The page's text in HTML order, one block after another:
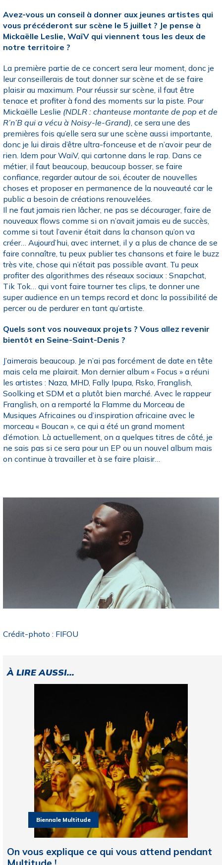
Avez-vous un conseil à donner aux jeunes artistes qui
vous précéderont sur scène le 5 juillet ? Je pense à
Mickaëlle Leslie, WaïV qui viennent tous les deux de
notre territoire ?
La première partie de ce concert sera leur moment, donc je
leur conseillerais de tout donner sur scène et de se faire
plaisir au maximum. Pour réussir sur scène, il faut être
tenace et profiter à fond des moments sur la piste. Pour
Mickaëlle Leslie (NDLR : chanteuse montante de pop et de
R’n’B qui a vécu à Noisy-le-Grand) , ce sera une des
premières fois qu’elle sera sur une scène aussi importante,
donc je lui dirais d’être ultra-fonceuse et de n’avoir peur de
rien. Idem pour WaiV, qui cartonne dans le rap. Dans ce
métier, il faut beaucoup, beaucoup bosser, se faire
confiance, regarder autour de soi, écouter de nouvelles
choses et proposer en permanence de la nouveauté car le
public a besoin de créations renouvelées.
Il ne faut jamais rien lâcher, ne pas se décourager, faire de
nouveaux flows comme si on n’avait jamais eu de succès,
comme si tout l’avenir était dans la chanson qu’on va
créer… Aujourd’hui, avec internet, il y a plus de chance de se
faire connaître, tu peux publier tes chansons et faire le buzz
très vite, chose qui n’était pas possible avant. Tu peux
profiter des algorithmes des réseaux sociaux : Snapchat,
Tik Tok… qui vont faire tourner tes clips, te donner une
super audience en un temps record et donc la possibilité de
percer ou de perdurer en tant qu’artiste.
Quels sont vos nouveaux projets ? Vous allez revenir
bientôt en Seine-Saint-Denis ?
J’aimerais beaucoup. Je n’ai pas forcément de date en tête
mais cela me plairait. Mon dernier album « Focus » a réuni
les artistes : Naza, MHD, Fally Ipupa, Rsko, Franglish,
Soolking et SDM et a plutôt bien marché. Avec le rappeur
Franglish, on a remporté la Flamme du Morceau de
Musiques Africaines ou d’inspiration africaine avec le
morceau « Boucan », ce qui a été un grand moment
d’émotion. Là actuellement, on a quelques titres de côté, je
ne sais pas si ce sera pour un EP ou un nouvel album mais
on continue à travailler et à se faire plaisir…
Crédit-photo : FIFOU
À LIRE AUSSI...
Biennale Multitude
On vous explique ce qui vous attend pendant